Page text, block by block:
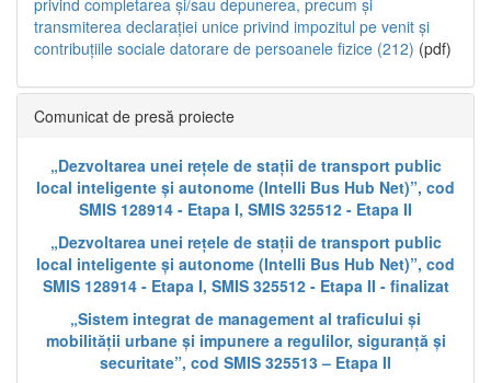
privind completarea și/sau depunerea, precum și
transmiterea declarației unice privind impozitul pe venit și
contribuțiile sociale datorare de persoanele fizice (212) (pdf)
Comunicat de presă proiecte
„Dezvoltarea unei rețele de stații de transport public
local inteligente și autonome (Intelli Bus Hub Net)”, cod
SMIS 128914 - Etapa I, SMIS 325512 - Etapa II
„Dezvoltarea unei rețele de stații de transport public
local inteligente și autonome (Intelli Bus Hub Net)”, cod
SMIS 128914 - Etapa I, SMIS 325512 - Etapa II - finalizat
„Sistem integrat de management al traficului și
mobilității urbane și impunere a regulilor, siguranță și
securitate”, cod SMIS 325513 – Etapa II